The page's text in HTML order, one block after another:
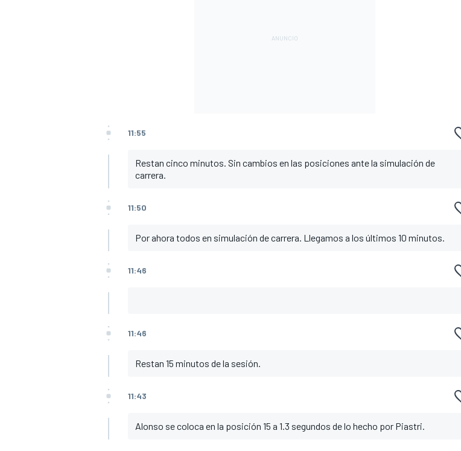
11:55
Restan cinco minutos. Sin cambios en las posiciones ante la simulación de
carrera.
11:50
Por ahora todos en simulación de carrera. Llegamos a los últimos 10 minutos.
11:46
11:46
Restan 15 minutos de la sesión.
11:43
Alonso se coloca en la posición 15 a 1.3 segundos de lo hecho por Piastri.